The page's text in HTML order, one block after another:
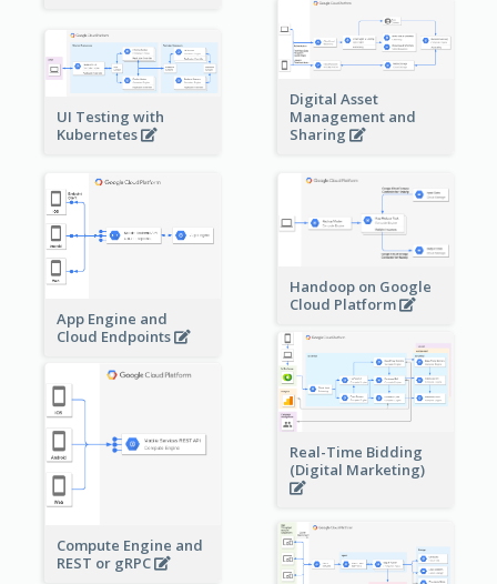
Digital Asset
Management and
Sharing
UI Testing with
Kubernetes
App Engine and
Cloud Endpoints
Handoop on Google
Cloud Platform
Real-Time Bidding
(Digital Marketing)
Compute Engine and
REST or gRPC